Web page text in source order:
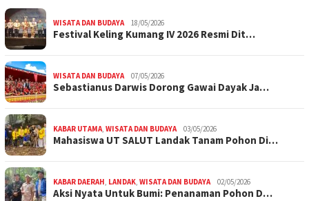
WISATA DAN BUDAYA 18/05/2026
Festival Keling Kumang IV 2026 Resmi Dit…
WISATA DAN BUDAYA 07/05/2026
Sebastianus Darwis Dorong Gawai Dayak Ja…
KABAR UTAMA, WISATA DAN BUDAYA 03/05/2026
Mahasiswa UT SALUT Landak Tanam Pohon Di…
KABAR DAERAH, LANDAK, WISATA DAN BUDAYA 02/05/2026
Aksi Nyata Untuk Bumi: Penanaman Pohon D…